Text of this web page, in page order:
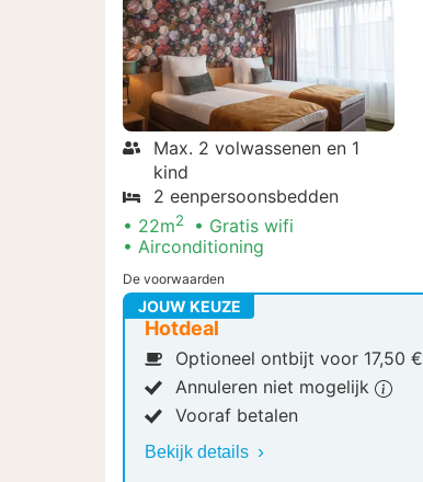
Max. 2 volwassenen en 1
kind
2 eenpersoonsbedden
22m2
Gratis wifi
Airconditioning
De voorwaarden
JOUW KEUZE
Hotdeal
Optioneel ontbijt voor 17,50 €
Annuleren niet mogelijk
Vooraf betalen
Bekijk details